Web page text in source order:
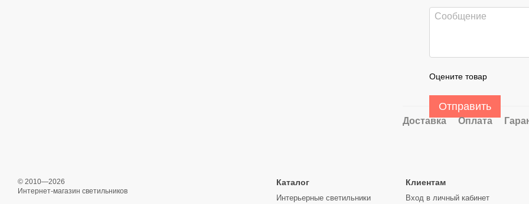
Оцените товар
Отправить
Доставка Оплата
© 2010—2026
Интернет-магазин светильников
Каталог
Интерьерные светильники
Клиентам
Вход в личный кабинет